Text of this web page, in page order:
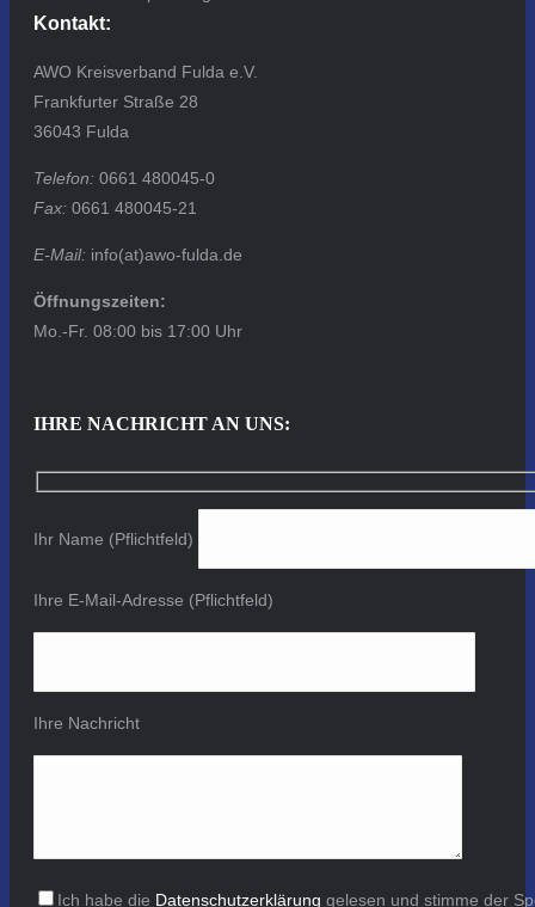
Kontakt:
AWO Kreisverband Fulda e.V.
Frankfurter Straße 28
36043 Fulda
Telefon: 0661 480045-0
Fax: 0661 480045-21
E-Mail: info(at)awo-fulda.de
Öffnungszeiten:
Mo.-Fr. 08:00 bis 17:00 Uhr
IHRE NACHRICHT AN UNS:
Ihr Name (Pflichtfeld)
Ihre E-Mail-Adresse (Pflichtfeld)
Ihre Nachricht
Ich habe die Datenschutzerklärung gelesen und stimme der